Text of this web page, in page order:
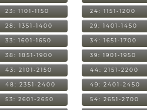
23: 1101-1150 24: 1151-1200
28: 1351-1400 29: 1401-1450
33: 1601-1650 34: 1651-1700
38: 1851-1900 39: 1901-1950
43: 2101-2150 44: 2151-2200
48: 2351-2400 49: 2401-2450
53: 2601-2650 54: 2651-2700